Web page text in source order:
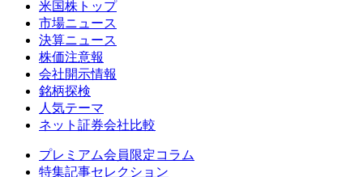
米国株トップ
市場ニュース
決算ニュース
株価注意報
会社開示情報
銘柄探検
人気テーマ
ネット証券会社比較
プレミアム会員限定コラム
特集記事セレクション